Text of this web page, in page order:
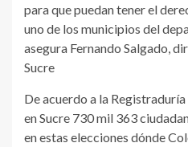
para que puedan tener el
uno de los municipios del
asegura Fernando Salgado,
Sucre
De acuerdo a la
en Sucre 730 mil 363
en estas elecciones dónde